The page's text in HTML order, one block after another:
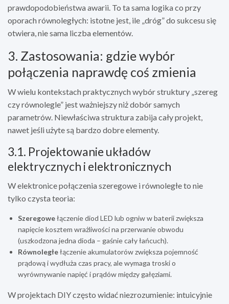
prawdopodobieństwa awarii. To ta sama logika co przy
oporach równoległych: istotne jest, ile „dróg” do sukcesu się
otwiera, nie sama liczba elementów.
3. Zastosowania: gdzie wybór
połączenia naprawdę coś zmienia
W wielu kontekstach praktycznych wybór struktury „szereg
czy równolegle” jest ważniejszy niż dobór samych
parametrów. Niewłaściwa struktura zabija cały projekt,
nawet jeśli użyte są bardzo dobre elementy.
3.1. Projektowanie układów
elektrycznych i elektronicznych
W elektronice połączenia szeregowe i równoległe to nie
tylko czysta teoria:
Szeregowełączenie diod LED lub ogniw w baterii zwiększa
napięcie kosztem wrażliwości na przerwanie obwodu
(uszkodzona jedna dioda – gaśnie cały łańcuch).
Równoległełączenie akumulatorów zwiększa pojemność
prądową i wydłuża czas pracy, ale wymaga troski o
wyrównywanie napięć i prądów między gałęziami.
W projektach DIY często widać niezrozumienie: intuicyjnie